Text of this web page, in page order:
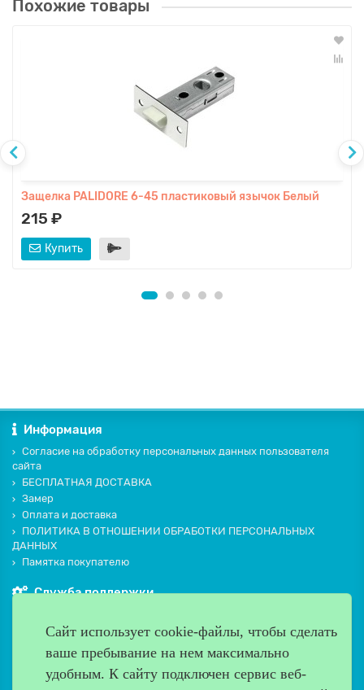
Похожие товары
Защелка PALIDORE 6-45 пластиковый язычок Белый
215 ₽
Купить
Информация
Согласие на обработку персональных данных пользователя
сайта
БЕСПЛАТНАЯ ДОСТАВКА
Замер
Оплата и доставка
ПОЛИТИКА В ОТНОШЕНИИ ОБРАБОТКИ ПЕРСОНАЛЬНЫХ
ДАННЫХ
Памятка покупателю
Служба поддержки
Производители
Дополнительно
Наш адрес
Сайт использует cookie-файлы, чтобы сделать
ваше пребывание на нем максимально
удобным. К cайту подключен сервис веб-